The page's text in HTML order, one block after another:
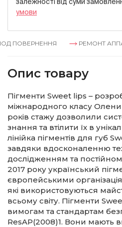
умови
ПОВЕРНЕННЯ РЕМОНТ
Опис товару
Пігменти Sweet lips –
міжнародного класу Олени
років стажу дозволили
знання та втілити їх в
лінійка пігментів для губ
завдяки вдосконаленню
дослідженням та
2017 року український
європейськими
які використовуються
всьому світу. Пігменти
вимогам та стандартам
ResAP(2008)1. Вони мають